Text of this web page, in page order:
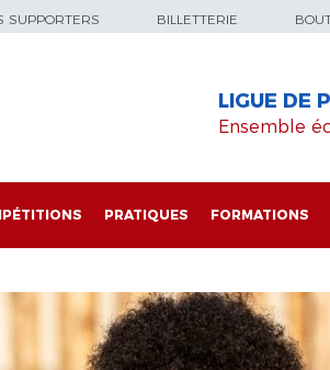
SUPPORTERS BILLETTERIE
LIGUE DE
Ensemble
PRATIQUES FORMATIONS